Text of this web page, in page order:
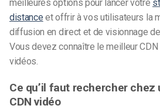
meilleures options pour lancer votre
distance et offrir à vos utilisateurs la
diffusion en direct et de visionnage
Vous devez connaître le meilleur
vidéos.
Ce qu’il faut rechercher
CDN vidéo